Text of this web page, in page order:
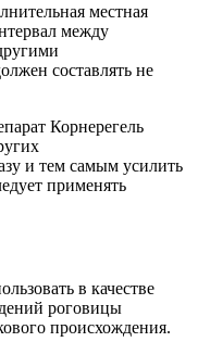
местная
между
составлять не
Корнерегель
и тем самым усилить
применять
в качестве
роговицы
происхождения.